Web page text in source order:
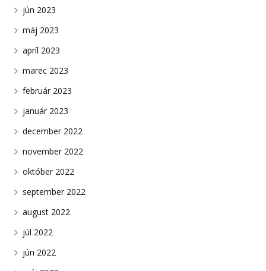
jún 2023
máj 2023
apríl 2023
marec 2023
február 2023
január 2023
december 2022
november 2022
október 2022
september 2022
august 2022
júl 2022
jún 2022